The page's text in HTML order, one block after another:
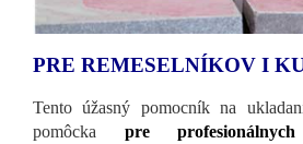
PRE REMESELNÍKOV I
Tento úžasný pomocník na
pomôcka pre